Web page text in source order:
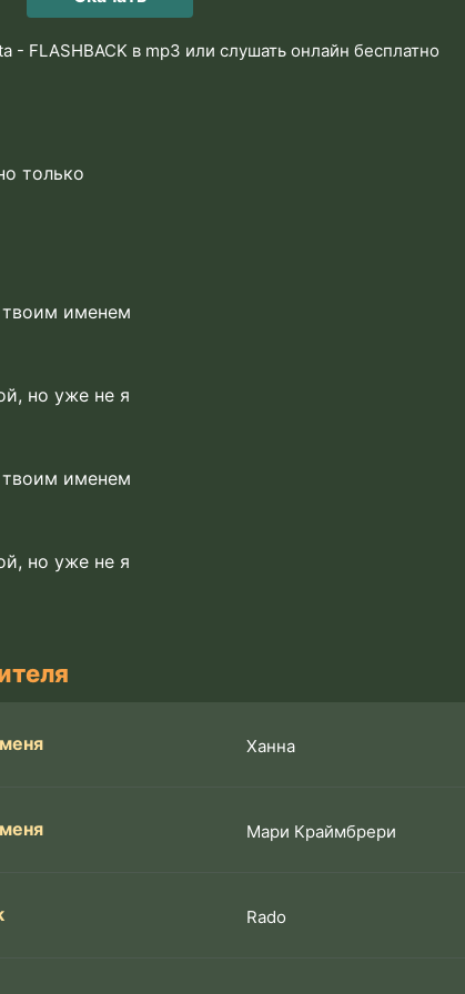
- FLASHBACK в mp3 или слушать онлайн бесплатно
только
именем
но уже не я
именем
но уже не я
Ханна
Мари Краймбрери
Rado